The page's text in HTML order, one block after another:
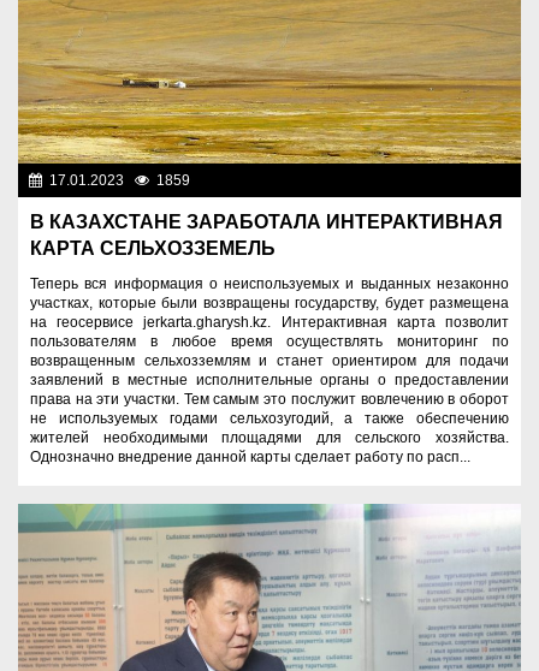
17.01.2023 1859
В КАЗАХСТАНЕ ЗАРАБОТАЛА ИНТЕРАКТИВНАЯ
КАРТА СЕЛЬХОЗЗЕМЕЛЬ
Теперь вся информация о неиспользуемых и выданных незаконно
участках, которые были возвращены государству, будет размещена
на геосервисе jerkarta.gharysh.kz. Интерактивная карта позволит
пользователям в любое время осуществлять мониторинг по
возвращенным сельхозземлям и станет ориентиром для подачи
заявлений в местные исполнительные органы о предоставлении
права на эти участки. Тем самым это послужит вовлечению в оборот
не используемых годами сельхозугодий, а также обеспечению
жителей необходимыми площадями для сельского хозяйства.
Однозначно внедрение данной карты сделает работу по расп...